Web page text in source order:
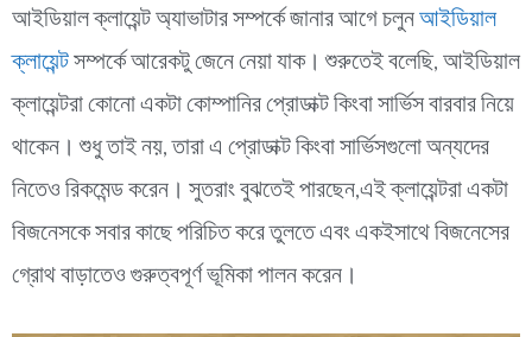
আইডিয়াল ক্লায়েন্ট অ্যাভাটার সম্পর্কে জানার আগে চলুন আইডিয়াল
ক্লায়েন্ট সম্পর্কে আরেকটু জেনে নেয়া যাক। শুরুতেই বলেছি, আইডিয়াল
ক্লায়েন্টরা কোনো একটা কোম্পানির প্রোডাক্ট কিংবা সার্ভিস বারবার নিয়ে
থাকেন। শুধু তাই নয়, তারা এ প্রোডাক্ট কিংবা সার্ভিসগুলো অন্যদের
নিতেও রিকমেন্ড করেন। সুতরাং বুঝতেই পারছেন,এই ক্লায়েন্টরা একটা
বিজনেসকে সবার কাছে পরিচিত করে তুলতে এবং একইসাথে বিজনেসের
গ্রোথ বাড়াতেও গুরুত্বপূর্ণ ভূমিকা পালন করেন।